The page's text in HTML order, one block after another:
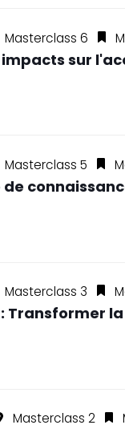
Masterclass 6
sur
Masterclass 5
Masterclass 3
Transformer
Masterclass 2